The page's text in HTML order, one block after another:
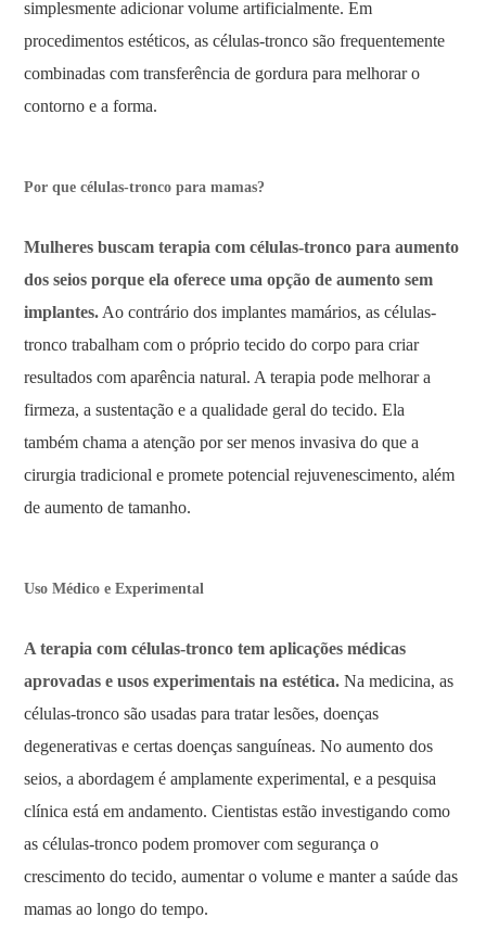
simplesmente adicionar volume artificialmente. Em
procedimentos estéticos, as células-tronco são frequentemente
combinadas com transferência de gordura para melhorar o
contorno e a forma.
Por que células-tronco para mamas?
Mulheres buscam terapia com células-tronco para aumento
dos seios porque ela oferece uma opção de aumento sem
implantes. Ao contrário dos implantes mamários, as células-
tronco trabalham com o próprio tecido do corpo para criar
resultados com aparência natural. A terapia pode melhorar a
firmeza, a sustentação e a qualidade geral do tecido. Ela
também chama a atenção por ser menos invasiva do que a
cirurgia tradicional e promete potencial rejuvenescimento, além
de aumento de tamanho.
Uso Médico e Experimental
A terapia com células-tronco tem aplicações médicas
aprovadas e usos experimentais na estética. Na medicina, as
células-tronco são usadas para tratar lesões, doenças
degenerativas e certas doenças sanguíneas. No aumento dos
seios, a abordagem é amplamente experimental, e a pesquisa
clínica está em andamento. Cientistas estão investigando como
as células-tronco podem promover com segurança o
crescimento do tecido, aumentar o volume e manter a saúde das
mamas ao longo do tempo.